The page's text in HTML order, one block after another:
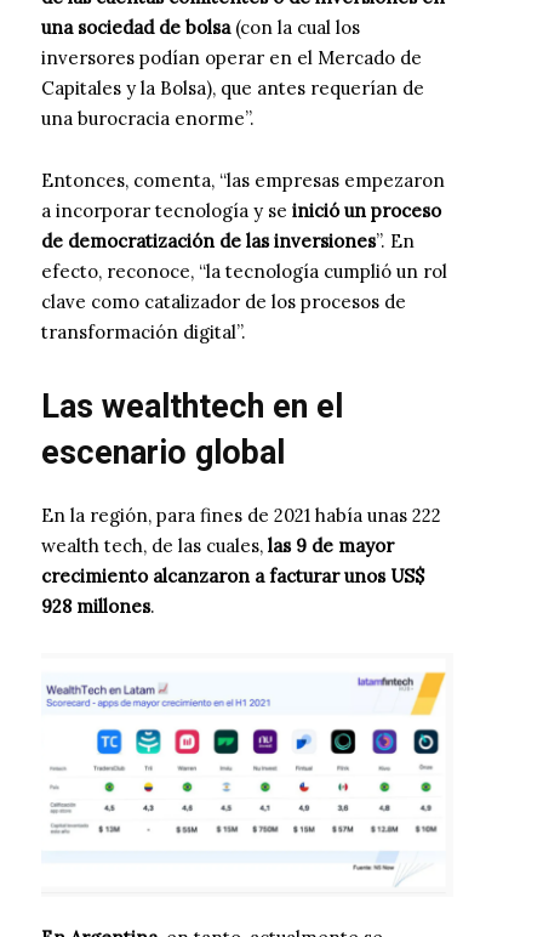
una sociedad de bolsa(con la cual los
inversores podían operar en el Mercado de
Capitales y la Bolsa), que antes requerían de
una burocracia enorme”.
Entonces, comenta, “las empresas empezaron
a incorporar tecnología y se inició un proceso
de democratización de las inversiones”. En
efecto, reconoce, “la tecnología cumplió un rol
clave como catalizador de los procesos de
transformación digital”.
Las wealthtech en el
escenario global
En la región, para fines de 2021 había unas 222
wealth tech, de las cuales, las 9 de mayor
crecimiento alcanzaron a facturar unos US$
928 millones.